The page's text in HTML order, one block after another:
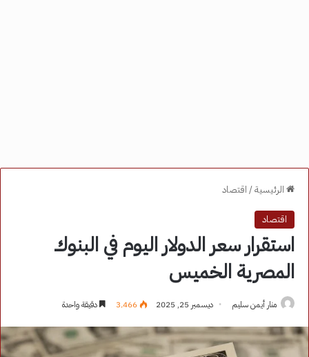
الرئيسية/ اقتصاد
اقتصاد
استقرار سعر الدولار اليوم في البنوك
المصرية الخميس
منار أيمن سليم ديسمبر 25, 2025 3٬466 دقيقة واحدة